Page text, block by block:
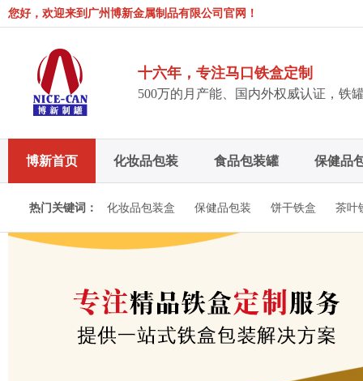
您好，欢迎来到广州博新金属制品有限公司官网！
十六年，专注马口铁盒定制
500万的月产能、国内外权威认证，铁
博新首页 化妆品包装 食品包装罐 保健品
博新招聘
热门关键词： 化妆品包装盒 保健品包装 饼干铁盒 茶叶